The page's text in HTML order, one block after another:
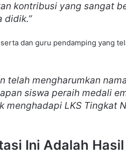
kontribusi yang sangat
didik.”
dan guru pendamping yang
telah mengharumkan
siswa peraih medali
LKS Tingkat
Ini Adalah